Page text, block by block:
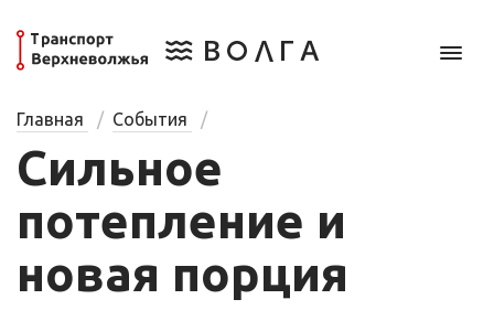
Главная События
Сильное
потепление и
новая порция